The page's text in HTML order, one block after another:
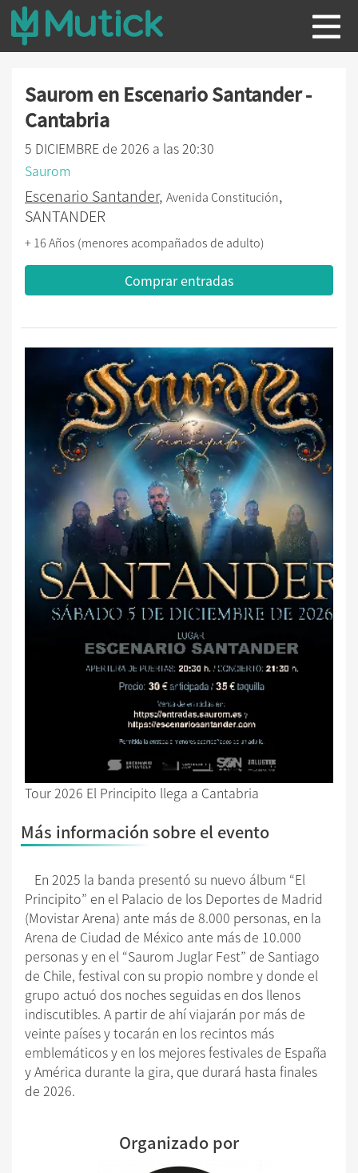
Saurom en Escenario Santander -
Cantabria
5 DICIEMBRE de 2026 a las 20:30
Saurom
Escenario Santander, Avenida Constitución,
SANTANDER
+ 16 Años (menores acompañados de adulto)
Comprar entradas
Tour 2026 El Principito llega a Cantabria
Más información sobre el evento
En 2025 la banda presentó su nuevo álbum “El
Principito” en el Palacio de los Deportes de Madrid
(Movistar Arena) ante más de 8.000 personas, en la
Arena de Ciudad de México ante más de 10.000
personas y en el “Saurom Juglar Fest” de Santiago
de Chile, festival con su propio nombre y donde el
grupo actuó dos noches seguidas en dos llenos
indiscutibles. A partir de ahí viajarán por más de
veinte países y tocarán en los recintos más
emblemáticos y en los mejores festivales de España
y América durante la gira, que durará hasta finales
de 2026.
Organizado por